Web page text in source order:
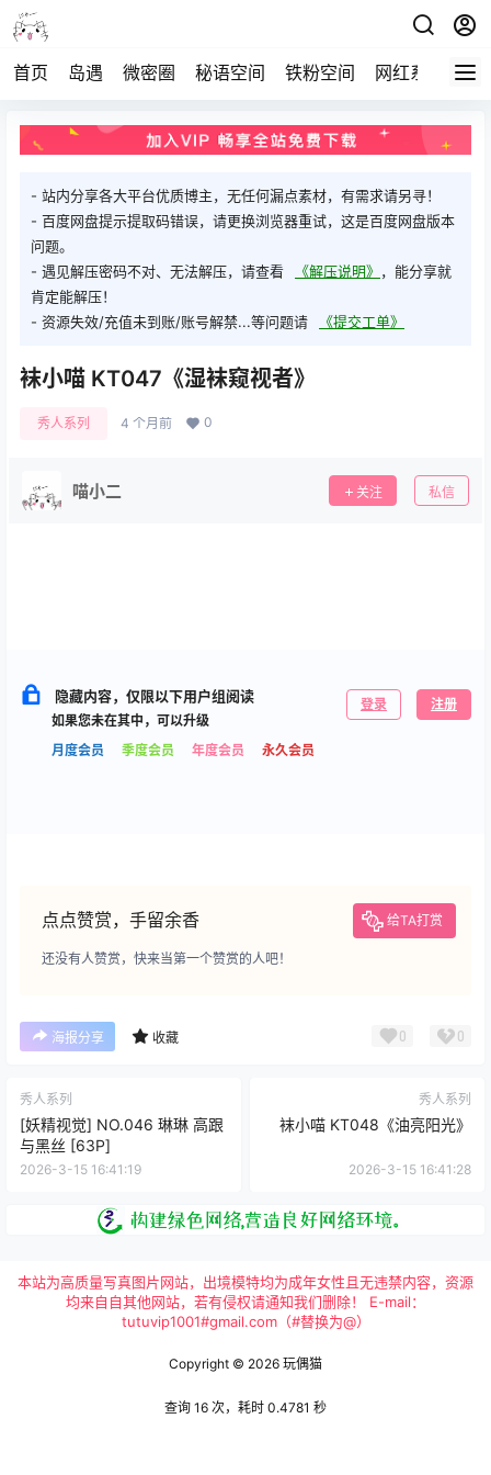
首页 岛遇 微密圈 秘语空间 铁粉空间 网红系列 打
- 站内分享各大平台优质博主，无任何漏点素材，有需求请另寻！
- 百度网盘提示提取码错误，请更换浏览器重试，这是百度网盘版本
问题。
- 遇见解压密码不对、无法解压，请查看
《解压说明》 ，能分享就
肯定能解压！
- 资源失效/充值未到账/账号解禁...等问题请
《提交工单》
袜小喵 KT047《湿袜窥视者》
秀人系列 4 个月前 0
喵小二 关注 私信
隐藏内容，仅限以下用户组阅读
如果您未在其中，可以升级
月度会员
季度会员 年度会员 永久会员
登录 注册
点点赞赏，手留余香 给TA打赏
还没有人赞赏，快来当第一个赞赏的人吧！
海报分享 收藏 0 0
秀人系列
[妖精视觉] NO.046 琳琳 高跟
与黑丝 [63P]
2026-3-15 16:41:19
秀人系列
袜小喵 KT048《油亮阳光》
2026-3-15 16:41:28
本站为高质量写真图片网站，出境模特均为成年女性且无违禁内容，资源
均来自自其他网站，若有侵权请通知我们删除！ E-mail：
tutuvip1001#gmail.com（#替换为@）
Copyright © 2026 玩偶猫
查询 16 次，耗时 0.4781 秒